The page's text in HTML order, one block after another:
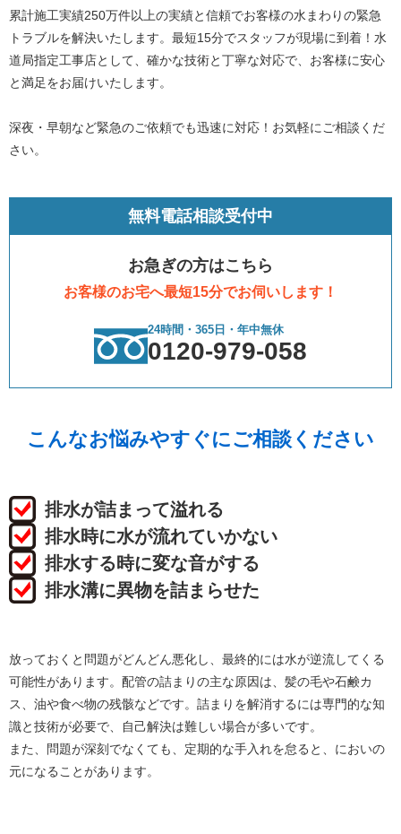
累計施工実績250万件以上の実績と信頼でお客様の水まわりの緊急
トラブルを解決いたします。最短15分でスタッフが現場に到着！水
道局指定工事店として、確かな技術と丁寧な対応で、お客様に安心
と満足をお届けいたします。
深夜・早朝など緊急のご依頼でも迅速に対応！お気軽にご相談くだ
さい。
無料電話相談受付中
お急ぎの方はこちら
お客様のお宅へ最短15分でお伺いします！
24時間・365日・年中無休
0120-979-058
こんなお悩みやすぐにご相談ください
排水が詰まって溢れる
排水時に水が流れていかない
排水する時に変な音がする
排水溝に異物を詰まらせた
放っておくと問題がどんどん悪化し、最終的には水が逆流してくる
可能性があります。配管の詰まりの主な原因は、髪の毛や石鹸カ
ス、油や食べ物の残骸などです。詰まりを解消するには専門的な知
識と技術が必要で、自己解決は難しい場合が多いです。
また、問題が深刻でなくても、定期的な手入れを怠ると、においの
元になることがあります。